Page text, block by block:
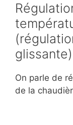
glissante)
On parle de
de la